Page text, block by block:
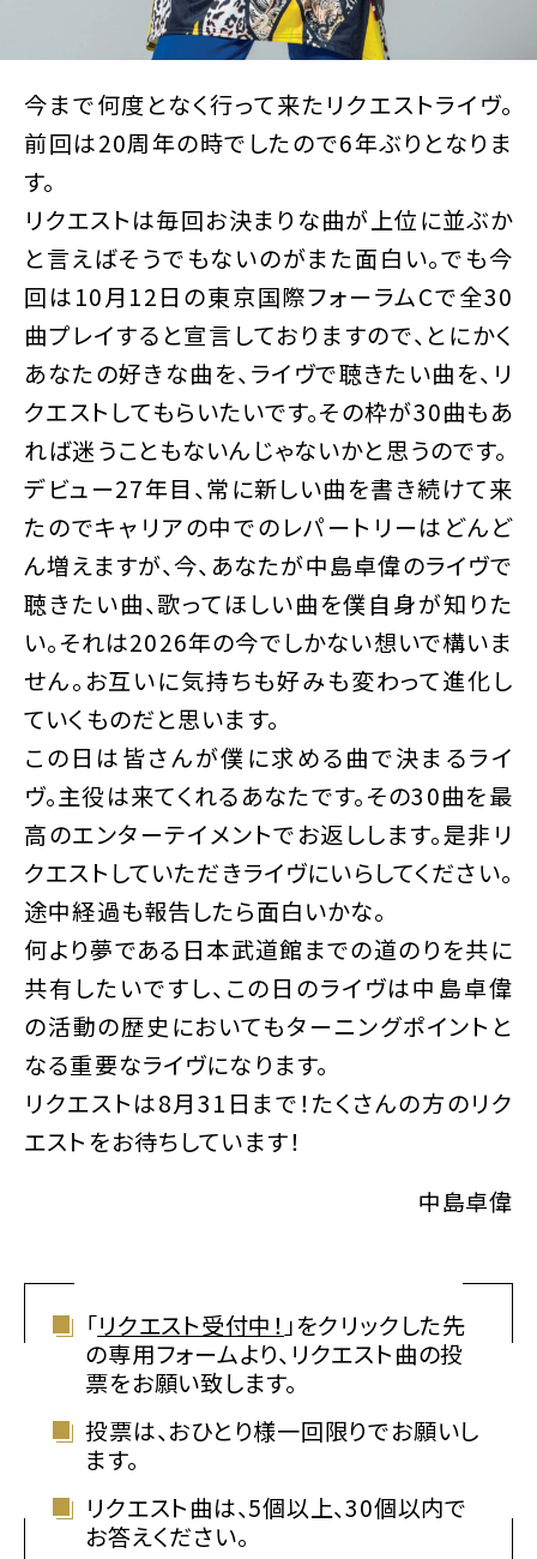
今まで何度となく行って来たリクエストライヴ。
前回は20周年の時でしたので6年ぶりとなりま
す。
リクエストは毎回お決まりな曲が上位に並ぶか
と言えばそうでもないのがまた面白い。でも今
回は10月12日の東京国際フォーラムCで全30
曲プレイすると宣言しておりますので、とにかく
あなたの好きな曲を、ライヴで聴きたい曲を、リ
クエストしてもらいたいです。その枠が30曲もあ
れば迷うこともないんじゃないかと思うのです。
デビュー27年目、常に新しい曲を書き続けて来
たのでキャリアの中でのレパートリーはどんど
ん増えますが、今、あなたが中島卓偉のライヴで
聴きたい曲、歌ってほしい曲を僕自身が知りた
い。それは2026年の今でしかない想いで構いま
せん。お互いに気持ちも好みも変わって進化し
ていくものだと思います。
この日は皆さんが僕に求める曲で決まるライ
ヴ。主役は来てくれるあなたです。その30曲を最
高のエンターテイメントでお返しします。是非リ
クエストしていただきライヴにいらしてください。
途中経過も報告したら面白いかな。
何より夢である日本武道館までの道のりを共に
共有したいですし、この日のライヴは中島卓偉
の活動の歴史においてもターニングポイントと
なる重要なライヴになります。
リクエストは8月31日まで！たくさんの方のリク
エストをお待ちしています！
中島卓偉
「リクエスト受付中！」をクリックした先
の専用フォームより、リクエスト曲の投
票をお願い致します。
投票は、おひとり様一回限りでお願いし
ます。
リクエスト曲は、5個以上、30個以内で
お答えください。